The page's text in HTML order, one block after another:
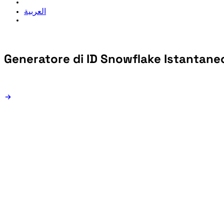
العربية
Generatore di ID Snowflake